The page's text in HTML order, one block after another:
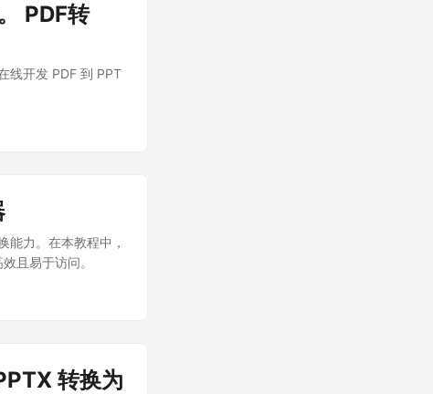
PDF转
线开发 PDF 到 PPT
能力。在本教程中，
且易于访问。
转换为